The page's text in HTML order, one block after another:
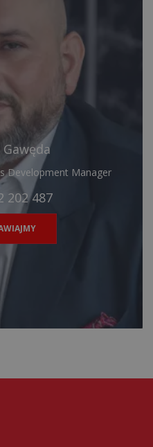
Development Manager
202 487